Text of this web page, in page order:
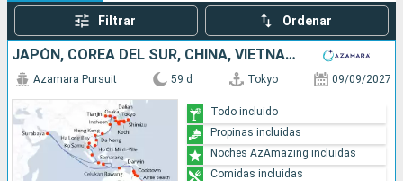
Filtrar Ordenar
JAPÓN, COREA DEL SUR, CHINA, VIETNAM, TAILANDIA, SINGAPUR, INDONESIA, AUSTRALIA
Azamara Pursuit 59 d Tokyo 09/09/2027
Todo incluido
Propinas incluidas
Noches AzAmazing incluidas
Comidas incluidas